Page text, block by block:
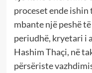
proceset ende ishin
mbante një peshë
periudhë, kryetari i
Hashim Thaçi, në
përsëriste